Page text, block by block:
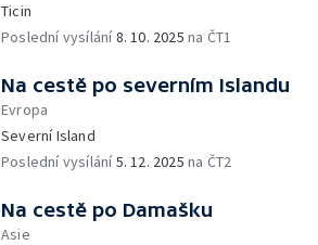
Ticin
Poslední vysílání8. 10. 2025 na ČT1
Na cestě po severním Islandu
Evropa
Severní Island
Poslední vysílání5. 12. 2025 na ČT2
Na cestě po Damašku
Asie